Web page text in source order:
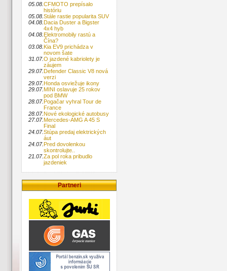
05.08.CFMOTO prepísalo
históriu
05.08.Stále rastie popularita SUV
04.08.Dacia Duster a Bigster
4x4 hyb
04.08.Elektromobily rastú a
Čína?
03.08.Kia EV9 prichádza v
novom šate
31.07.O jazdené kabriolety je
záujem
29.07.Defender Classic V8 nová
verzi
29.07.Honda osviežuje ikony
29.07.MINI oslavuje 25 rokov
pod BMW
28.07.Pogačar vyhral Tour de
France
28.07.Nové ekologické autobusy
27.07.Mercedes-AMG A 45 S
Final
24.07.Stúpa predaj elektrických
áut
24.07.Pred dovolenkou
skontrolujte..
21.07.Za pol roka pribudlo
jazdeniek
Partneri